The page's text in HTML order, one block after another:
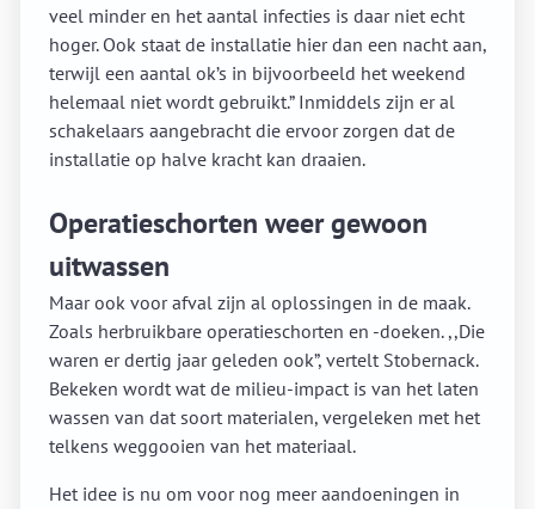
veel minder en het aantal infecties is daar niet echt
hoger. Ook staat de installatie hier dan een nacht aan,
terwijl een aantal ok’s in bijvoorbeeld het weekend
helemaal niet wordt gebruikt.” Inmiddels zijn er al
schakelaars aangebracht die ervoor zorgen dat de
installatie op halve kracht kan draaien.
Operatieschorten weer gewoon
uitwassen
Maar ook voor afval zijn al oplossingen in de maak.
Zoals herbruikbare operatieschorten en -doeken. ,,Die
waren er dertig jaar geleden ook”, vertelt Stobernack.
Bekeken wordt wat de milieu-impact is van het laten
wassen van dat soort materialen, vergeleken met het
telkens weggooien van het materiaal.
Het idee is nu om voor nog meer aandoeningen in